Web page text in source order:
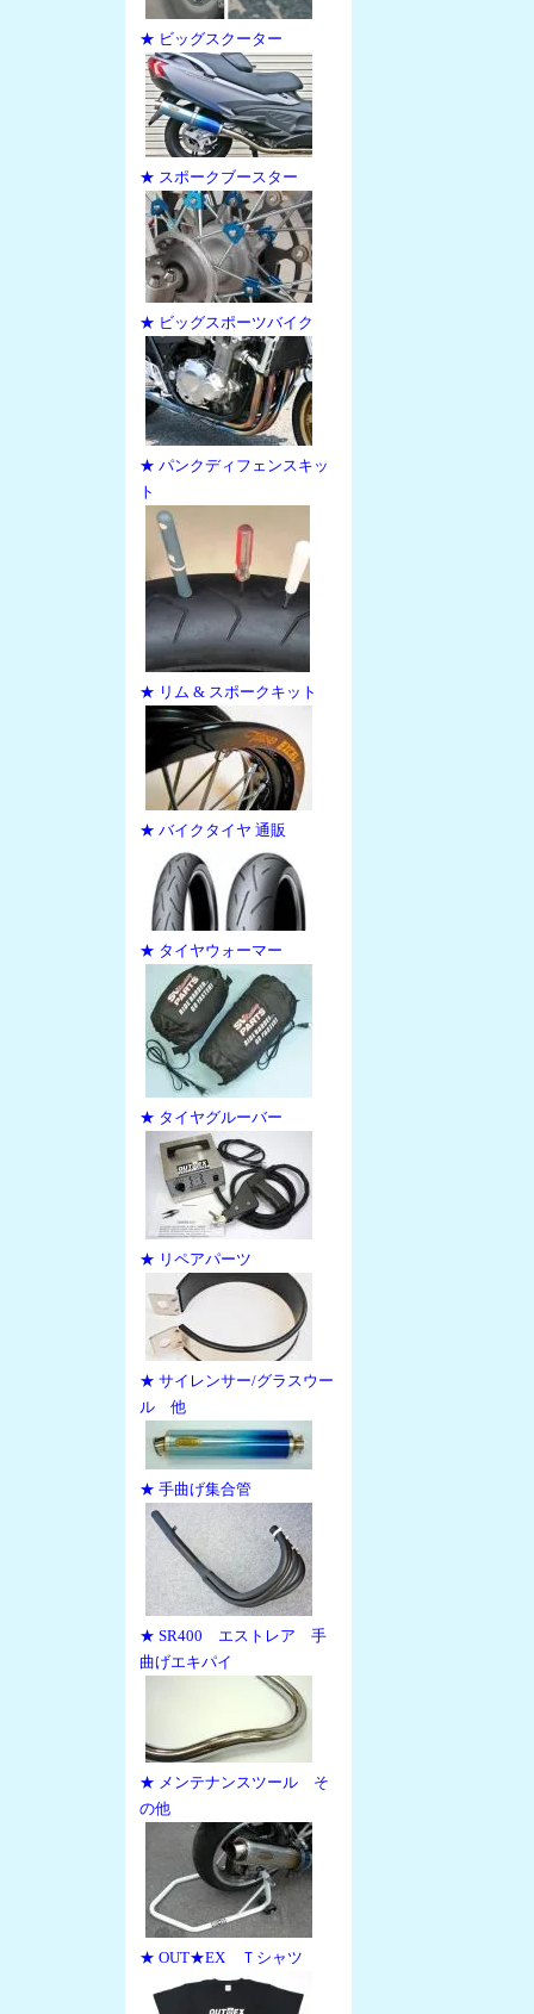
★ ビッグスクーター
★ スポークブースター
★ ビッグスポーツバイク
★ パンクディフェンスキッ
ト
★ リム & スポークキット
★ バイクタイヤ 通販
★ タイヤウォーマー
★ タイヤグルーバー
★ リペアパーツ
★ サイレンサー/グラスウー
ル 他
★ 手曲げ集合管
★ SR400 エストレア 手
曲げエキパイ
★ メンテナンスツール そ
の他
★ OUT★EX Ｔシャツ